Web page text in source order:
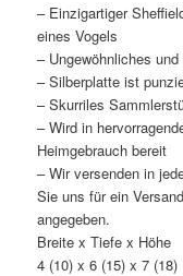
– Einzigartiger
eines Vogels
– Ungewöhnliches
– Silberplatte ist
– Skurriles
– Wird in
Heimgebrauch bereit
– Wir versenden in
Sie uns für ein
angegeben.
Breite x Tiefe x Höhe
4 (10) x 6 (15) x 7 (18)